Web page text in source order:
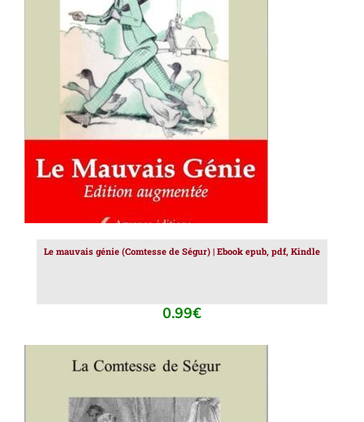
AJOUTER AU PANIER / DÉTAILS
Le mauvais génie (Comtesse de Ségur) | Ebook epub, pdf, Kindle
0.99€